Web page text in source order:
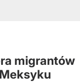
migrantów